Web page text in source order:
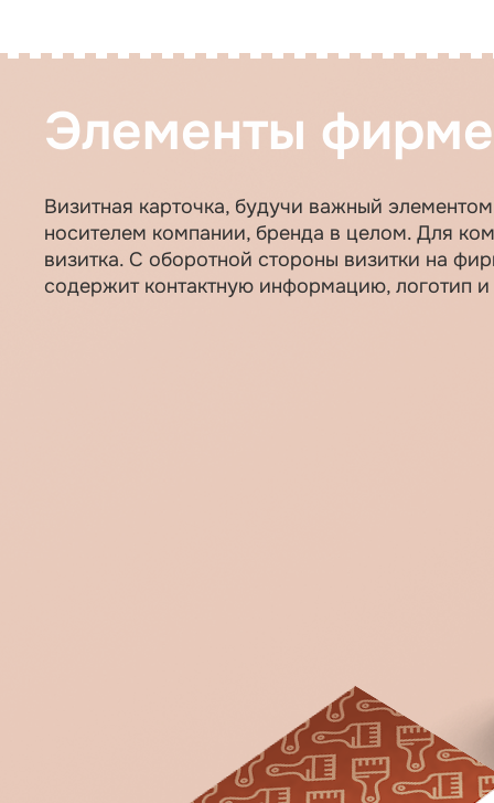
Элементы
Визитная карточка, будучи важный
носителем компании, бренда в целом. Для
визитка. С оборотной стороны визитки на
содержит контактную информацию, логотип